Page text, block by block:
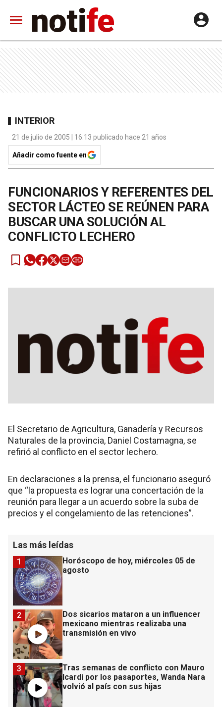
INTERIOR
21 de julio de 2005 | 16:13 publicado hace 21 años
Añadir como fuente en
FUNCIONARIOS Y REFERENTES DEL
SECTOR LÁCTEO SE REÚNEN PARA
BUSCAR UNA SOLUCIÓN AL
CONFLICTO LECHERO
El Secretario de Agricultura, Ganadería y Recursos
Naturales de la provincia, Daniel Costamagna, se
refirió al conflicto en el sector lechero.
En declaraciones a la prensa, el funcionario aseguró
que “la propuesta es lograr una concertación de la
reunión para llegar a un acuerdo sobre la suba de
precios y el congelamiento de las retenciones”.
Las más leídas
Horóscopo de hoy, miércoles 05 de
agosto
1
Dos sicarios mataron a un influencer
mexicano mientras realizaba una
transmisión en vivo
2
Tras semanas de conflicto con Mauro
Icardi por los pasaportes, Wanda Nara
volvió al país con sus hijas
3